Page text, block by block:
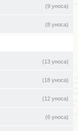
(9 уноса)
(8 уноса)
(13 уноса)
(18 уноса)
(12 уноса)
(6 уноса)